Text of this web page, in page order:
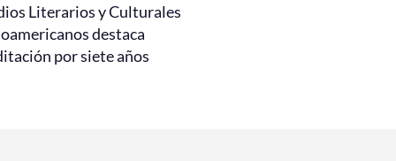
Literarios y Culturales
destaca
por siete años